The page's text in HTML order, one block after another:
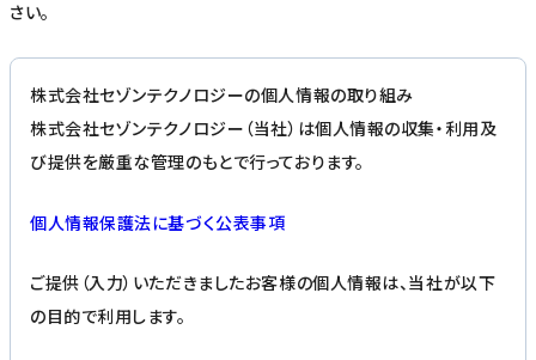
さい。
株式会社セゾンテクノロジーの個人情報の取り組み
株式会社セゾンテクノロジー（当社）は個人情報の収集・利用及
び提供を厳重な管理のもとで行っております。
個人情報保護法に基づく公表事項
ご提供（入力）いただきましたお客様の個人情報は、当社が以下
の目的で利用します。